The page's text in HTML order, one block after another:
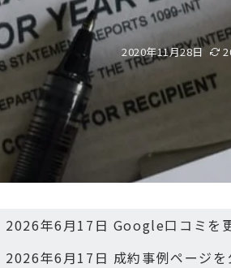
2020年11月28日
2026年6月17日 Google口コミを
2026年6月17日 成約事例ページを